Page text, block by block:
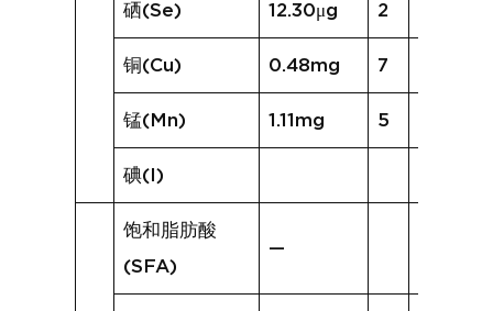
硒(Se) 12.30μg 2
铜(Cu) 0.48mg 7
锰(Mn) 1.11mg 5
碘(I)
饱和脂肪酸
(SFA)
—